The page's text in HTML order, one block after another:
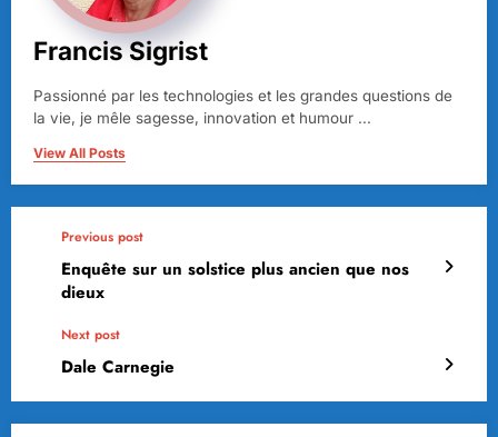
Francis Sigrist
Passionné par les technologies et les grandes questions de
la vie, je mêle sagesse, innovation et humour ...
View All Posts
Previous post
Enquête sur un solstice plus ancien que nos
dieux
Next post
Dale Carnegie